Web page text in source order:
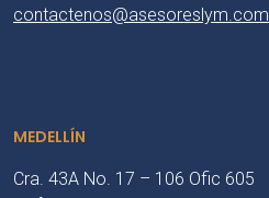
contactenos@asesoreslym.com
MEDELLÍN
Cra. 43A No. 17 – 106 Ofic 605